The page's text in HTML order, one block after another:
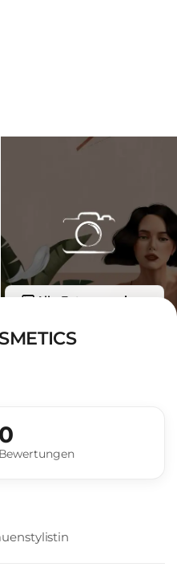
Alle Fotos anzeigen
0
Bewertungen